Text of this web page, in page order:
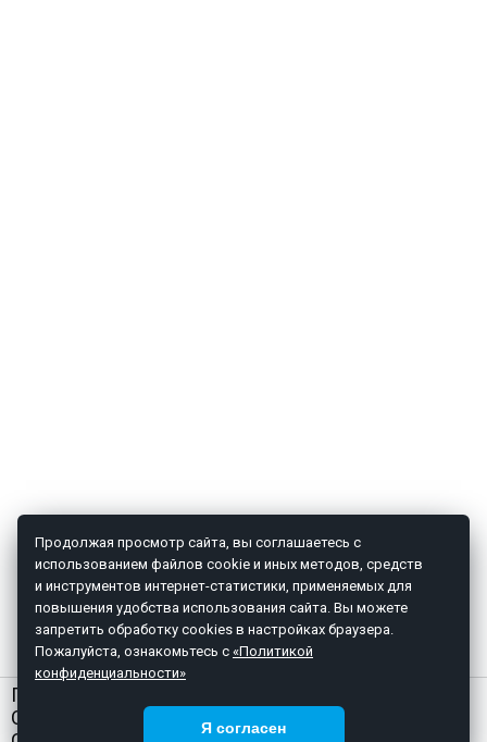
ГЛАВНАЯ
О НАС
Продолжая просмотр сайта, вы соглашаетесь с
использованием файлов cookie и иных методов, средств
и инструментов интернет-статистики, применяемых для
повышения удобства использования сайта. Вы можете
запретить обработку cookies в настройках браузера.
Пожалуйста, ознакомьтесь с «Политикой
конфиденциальности»
Я согласен